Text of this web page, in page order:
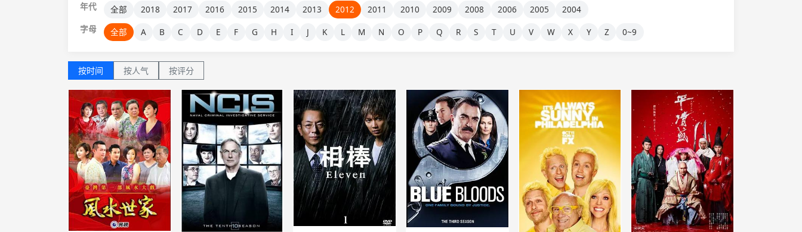
年代
全部 2018 2017 2016 2015 2014 2013 2012 2011 2010 2009 2008 2006 2005
2004
字母
全部 A B C D E F G H I J K L M N O P Q R S T U V W X Y Z 0~9
按时间 按人气 按评分